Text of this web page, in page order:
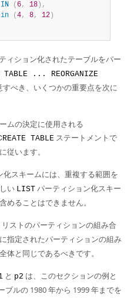
IN ( 6, 18 ) ,
in ( 4, 8, 12 )
ィション化されたテーブルをパー
TABLE ... REORGANIZE
べき、いくつかの重要点を次に
ムの決定に使用される
TABLE ステートメントで
従います。
化スキームには、重複する範囲を
い LIST パーティション化スキー
めることはできません。
リストのパーティションの組み合
に指定されたパーティションの組み
体と同じであるべきです。
と p2 は、このセクションの例と
ブルの 1980 年から 1999 年までを